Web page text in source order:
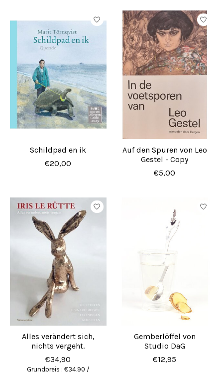
Schildpad en ik
€20,00
Auf den Spuren von Leo
Gestel - Copy
€5,00
Alles verändert sich,
nichts vergeht.
€34,90
Grundpreis : €34,90 /
Gemberlöffel von
Studio DaG
€12,95